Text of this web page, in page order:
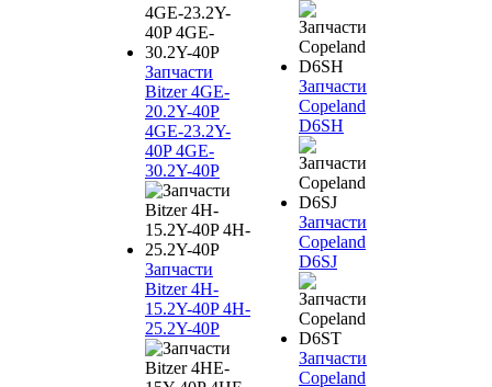
Запчасти
Bitzer 4GE-
20.2Y-40P
4GE-23.2Y-
40P 4GE-
30.2Y-40P
Запчасти
Bitzer 4H-
15.2Y-40P 4H-
25.2Y-40P
Запчасти
Copeland
D6SH
Запчасти
Copeland
D6SJ
Запчасти
Copeland